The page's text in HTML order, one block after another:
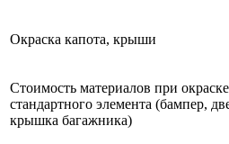
Окраска капота, крыши
Стоимость материалов при
стандартного элемента (бампер,
крышка багажника)